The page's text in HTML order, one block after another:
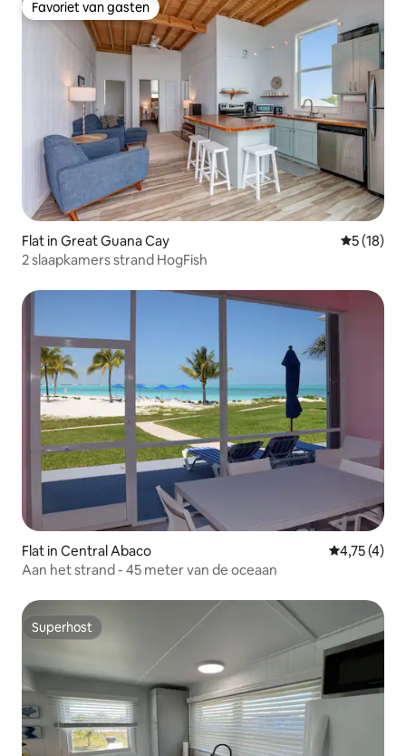
Favoriet van gasten
Favoriet van gasten
Flat in Great Guana Cay
5 (18)
2 slaapkamers strand HogFish
Flat in Central Abaco
4,75 (4)
Aan het strand - 45 meter van de oceaan
Superhost
Superhost